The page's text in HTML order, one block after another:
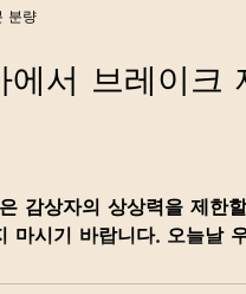
에서 브레이크
감상자의 상상력을 제한
마시기 바랍니다. 오늘날
분량